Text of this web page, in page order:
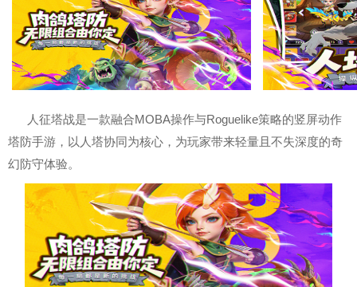
人征塔战是一款融合MOBA操作与Roguelike策略的竖屏动作
塔防手游，以人塔协同为核心，为玩家带来轻量且不失深度的奇
幻防守体验。